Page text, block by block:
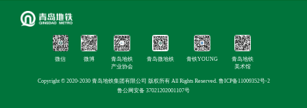
月4日前邮递或送达至：
地铁集团1401室。
逾期或报送资料不完整、报价不规范等
微信 微博
青岛地铁
产业协会
青岛微地铁 青铁YOUNG
青岛地铁
美术馆
Copyright © 2020-2030 青岛地铁集团有限公司 版权所有 All Rights Reserved. 鲁ICP备11009352号-2
鲁公网安备 37021202001107号